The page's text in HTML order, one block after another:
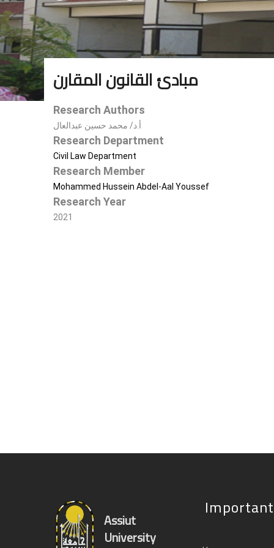
مبادئ القانون المقارن
Research Authors
أ.د/ محمد حسين عبدالعال
Research Department
Civil Law Department
Research Member
Mohammed Hussein Abdel-Aal Youssef
Research Year
2021
Assiut
University